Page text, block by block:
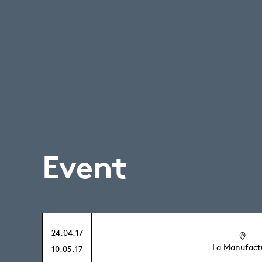
Event
24.04.17
-
10.05.17
La